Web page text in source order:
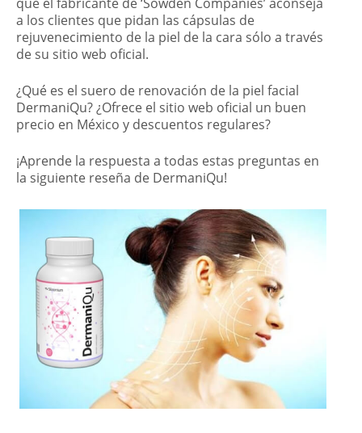
a los clientes que pidan las cápsulas de
rejuvenecimiento de la piel de la cara sólo a través
de su sitio web oficial.
¿Qué es el suero de renovación de la piel facial
DermaniQu? ¿Ofrece el sitio web oficial un buen
precio en México y descuentos regulares?
¡Aprende la respuesta a todas estas preguntas en
la siguiente reseña de DermaniQu!